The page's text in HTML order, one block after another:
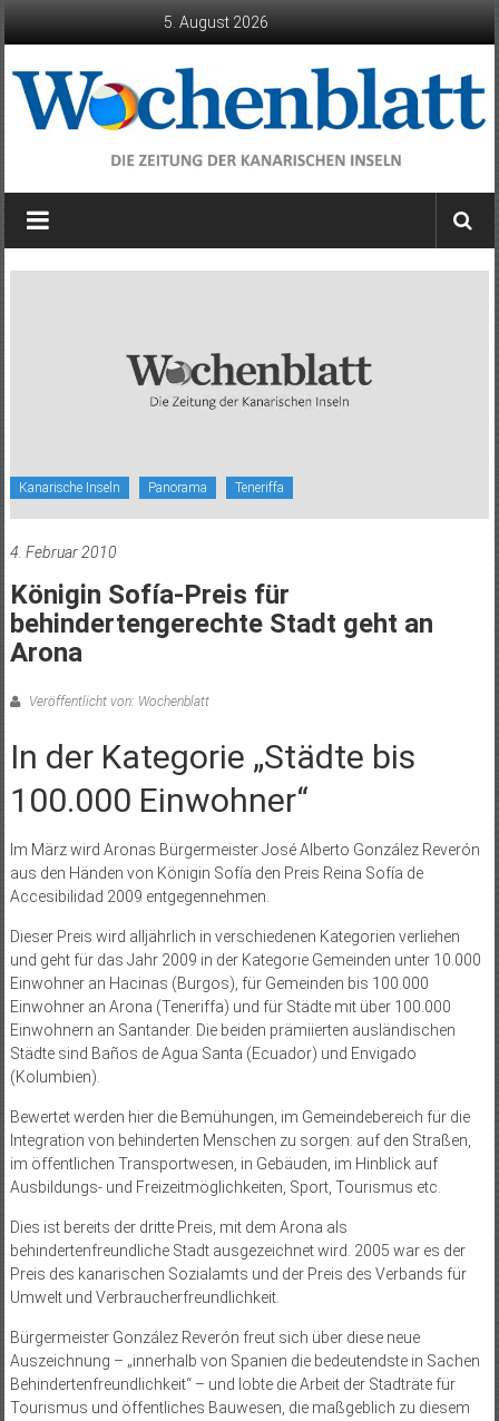
5. August 2026
Wochenblatt
die
Kanarische Inseln Panorama Teneriffa
4. Februar 2010
Königin Sofía-Preis für
behindertengerechte Stadt geht an
Arona
Veröffentlicht von: Wochenblatt
In der Kategorie „Städte bis
100.000 Einwohner“
Im März wird Aronas Bürgermeister José Alberto González Reverón
aus den Händen von Königin Sofía den Preis Reina Sofía de
Accesibilidad 2009 entgegennehmen.
Dieser Preis wird alljährlich in verschiedenen Kategorien verliehen
und geht für das Jahr 2009 in der Kategorie Gemeinden unter 10.000
Einwohner an Hacinas (Burgos), für Gemeinden bis 100.000
Einwohner an Arona (Teneriffa) und für Städte mit über 100.000
Einwohnern an Santander. Die beiden prämiierten ausländischen
Städte sind Baños de Agua Santa (Ecuador) und Envigado
(Kolumbien).
Bewertet werden hier die Bemühungen, im Gemeindebereich für die
Integration von behinderten Menschen zu sorgen: auf den Straßen,
im ­öffentlichen Transportwesen, in Gebäuden, im Hinblick auf
Ausbildungs- und Freizeitmöglichkeiten, Sport, Tourismus etc.
Dies ist bereits der dritte Preis, mit dem Arona als
behindertenfreundliche Stadt ausgezeichnet wird. 2005 war es der
Preis des kanarischen Sozialamts und der Preis des Verbands für
Umwelt und Verbraucherfreundlichkeit.
Bürgermeister González Reverón freut sich über diese neue
Auszeichnung – „innerhalb von Spanien die bedeutendste in Sachen
Behindertenfreundlichkeit“ – und lobte die Arbeit der Stadträte für
Tourismus und öffentliches Bauwesen, die maßgeblich zu diesem